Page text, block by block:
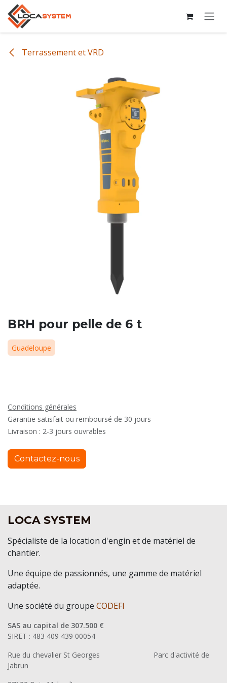
Se rendre au contenu
Terrassement et VRD
BRH pour pelle de 6 t
Guadeloupe
Conditions générales
Garantie satisfait ou remboursé de 30 jours
Livraison : 2-3 jours ouvrables
Contactez-nous
LOCA SYSTEM
Spécialiste de la location d'engin et de matériel de
chantier.
Une équipe de passionnés, une gamme de matériel
adaptée.
Une société du groupe CODEFI
SAS au capital de 307.500 €
SIRET : 483 409 439 00054
Rue du chevalier St Georges
​Parc d'activité de
Jabrun